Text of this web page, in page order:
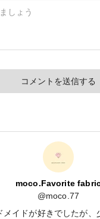
コメントを送信する
moco.Favorite
@moco.77
メイドが好きでしたが、